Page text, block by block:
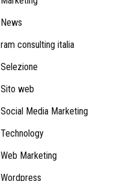
News
ram consulting italia
Selezione
Sito web
Social Media Marketing
Technology
Web Marketing
Wordpress